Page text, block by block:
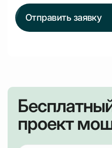
Отправить заявку
проект